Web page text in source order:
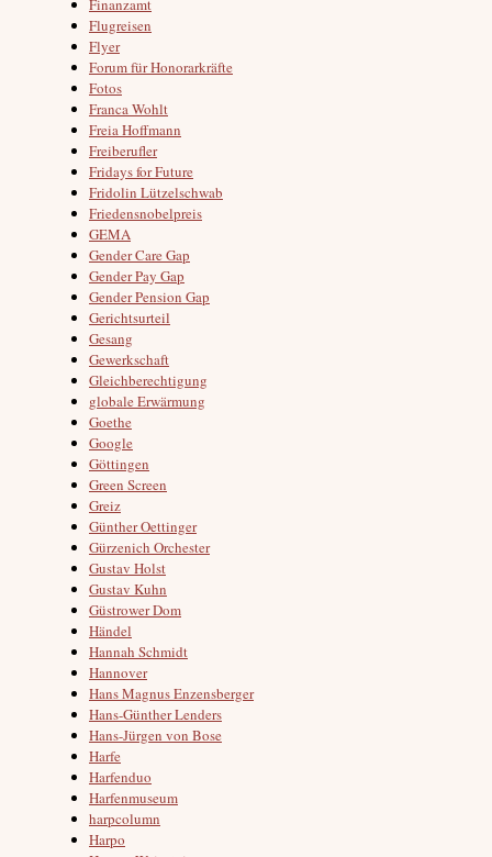
Finanzamt
Flugreisen
Flyer
Forum für Honorarkräfte
Fotos
Franca Wohlt
Freia Hoffmann
Freiberufler
Fridays for Future
Fridolin Lützelschwab
Friedensnobelpreis
GEMA
Gender Care Gap
Gender Pay Gap
Gender Pension Gap
Gerichtsurteil
Gesang
Gewerkschaft
Gleichberechtigung
globale Erwärmung
Goethe
Google
Göttingen
Green Screen
Greiz
Günther Oettinger
Gürzenich Orchester
Gustav Holst
Gustav Kuhn
Güstrower Dom
Händel
Hannah Schmidt
Hannover
Hans Magnus Enzensberger
Hans-Günther Lenders
Hans-Jürgen von Bose
Harfe
Harfenduo
Harfenmuseum
harpcolumn
Harpo